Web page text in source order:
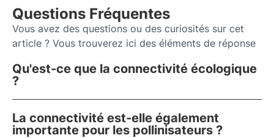
Questions Fréquentes
Vous avez des questions ou des curiosités sur cet
article ? Vous trouverez ici des éléments de réponse
Qu'est-ce que la connectivité écologique
?
La connectivité est-elle également
importante pour les pollinisateurs ?